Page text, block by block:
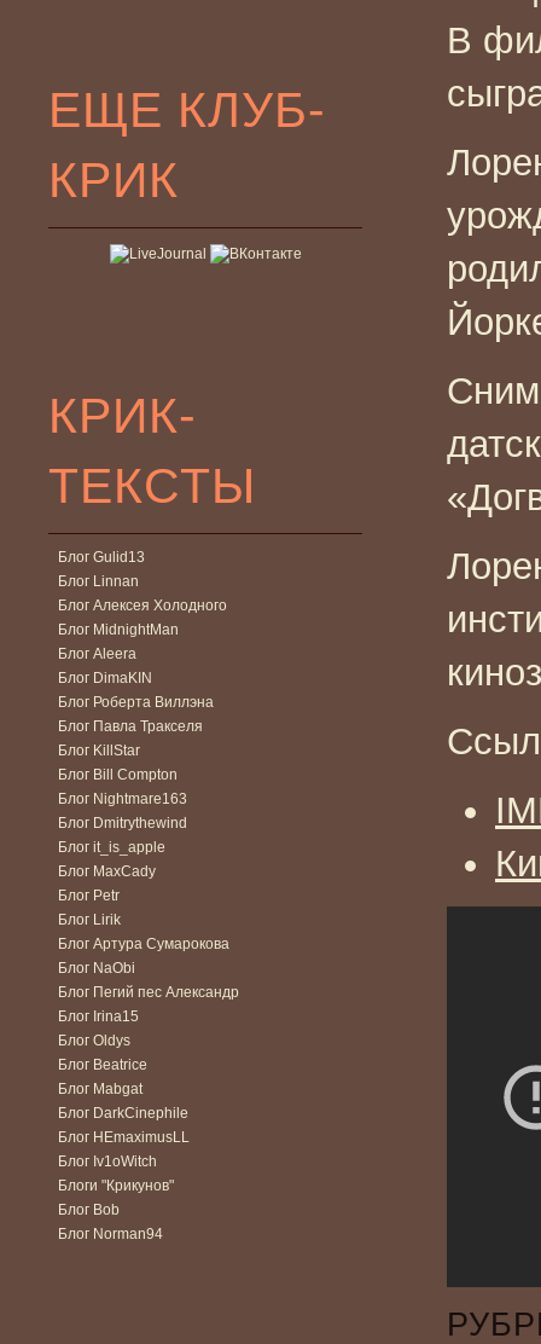
ЕЩЕ КЛУБ-
КРИК
КРИК-
ТЕКСТЫ
Блог Gulid13
Блог Linnan
Блог Алексея Холодного
Блог MidnightMan
Блог Aleera
Блог DimaKIN
Блог Роберта Виллэна
Блог Павла Тракселя
Блог KillStar
Блог Bill Compton
Блог Nightmare163
Блог Dmitrythewind
Блог it_is_apple
Блог MaxCady
Блог Petr
Блог Lirik
Блог Артура Сумарокова
Блог NaObi
Блог Пегий пес Александр
Блог Irina15
Блог Oldys
Блог Beatrice
Блог Mabgat
Блог DarkCinephile
Блог HEmaximusLL
Блог Iv1oWitch
Блоги "Крикунов"
Блог Bob
Блог Norman94
В